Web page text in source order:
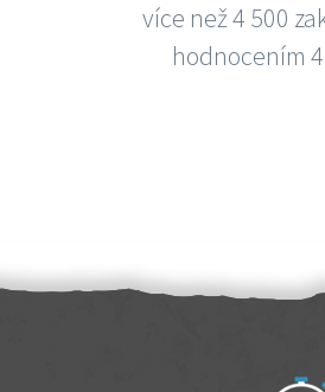
více než 4 500
hodnocením